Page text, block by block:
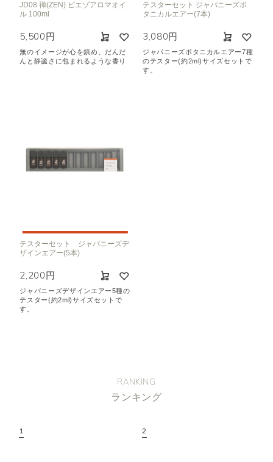
JD08 禅(ZEN) ピエゾアロマオイ
ル 100ml
5,500円
無のイメージが心を鎮め、だんだ
んと静謐さに包まれるような香り
テスターセット ジャパニーズボ
タニカルエアー(7本)
3,080円
ジャパニーズボタニカルエアー7種
のテスター(約2ml)サイズセットで
す。
テスターセット ジャパニーズデ
ザインエアー(5本)
2,200円
ジャパニーズデザインエアー5種の
テスター(約2ml)サイズセットで
す。
RANKING
ランキング